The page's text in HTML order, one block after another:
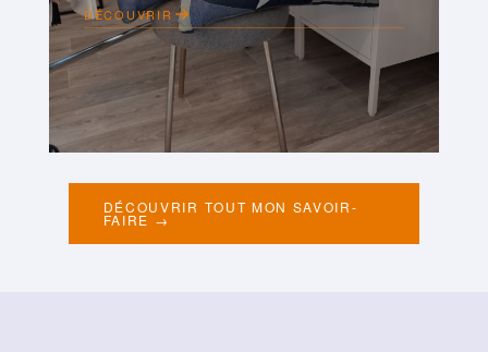
DÉCOUVRIR
DÉCOUVRIR TOUT MON SAVOIR-
FAIRE →